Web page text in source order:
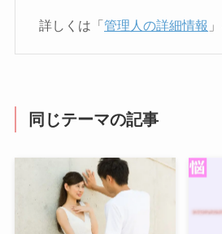
詳しくは「管理人の詳細情報
同じテーマの記事